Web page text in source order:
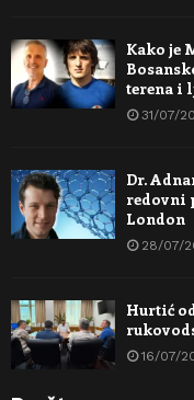
Kako je
terena i
31/07/
Dr.
redovni
London
28/07/
Hurtić
16/07/